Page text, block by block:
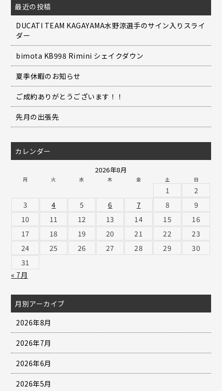
最近の投稿
DUCATI TEAM KAGAYAMA水野涼選手のサイン入りスライ
ダー
bimota KB998 Rimini シェイクダウン
夏季休暇のお知らせ
ご成約ありがとうございます！！
先月の出張先
カレンダー
2026年8月
月 火 水 木 金 土 日
1
2
3
4 5 6 7 8
9
10
11 12 13 14 15
16
17
18 19 20 21 22
23
24
25 26 27 28 29
30
31
« 7月
月別アーカイブ
2026年8月
2026年7月
2026年6月
2026年5月